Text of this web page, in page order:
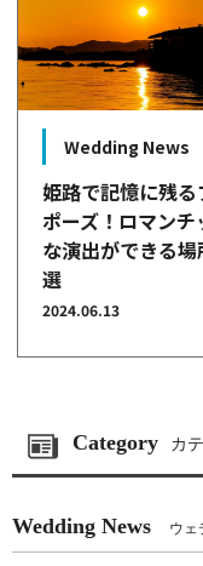
Wedding News
姫路で記憶に残る
ポーズ！ロマンチ
な演出ができる場
選
2024.06.13
Category カ
Wedding News ウェ